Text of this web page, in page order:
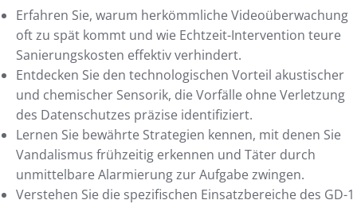
Erfahren Sie, warum herkömmliche Videoüberwachung
oft zu spät kommt und wie Echtzeit-Intervention teure
Sanierungskosten effektiv verhindert.
Entdecken Sie den technologischen Vorteil akustischer
und chemischer Sensorik, die Vorfälle ohne Verletzung
des Datenschutzes präzise identifiziert.
Lernen Sie bewährte Strategien kennen, mit denen Sie
Vandalismus frühzeitig erkennen und Täter durch
unmittelbare Alarmierung zur Aufgabe zwingen.
Verstehen Sie die spezifischen Einsatzbereiche des GD-1